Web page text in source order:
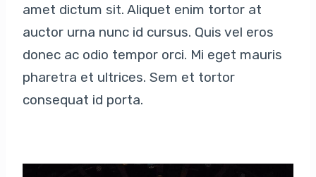
amet dictum sit. Aliquet enim tortor at
auctor urna nunc id cursus. Quis vel eros
donec ac odio tempor orci. Mi eget mauris
pharetra et ultrices. Sem et tortor
consequat id porta.